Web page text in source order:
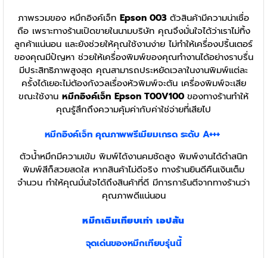
ภาพรวมของ หมึกอิงค์เจ็ท Epson 003 ตัวสินค้ามีความน่าเชื่อ
ถือ เพราะทางร้านเปิดขายในนามบริษัท คุณจึงมั่นใจได้ว่าเราไม่ทิ้ง
ลูกค้าแน่นอน และยังช่วยให้คุณใช้งานง่าย ไม่ทำให้เครื่องปริ้นเตอร์
ของคุณมีปัญหา ช่วยให้เครื่องพิมพ์ของคุณทำงานได้อย่างราบรื่น
มีประสิทธิภาพสูงสุด คุณสามารถประหยัดเวลาในงานพิมพ์แต่ละ
ครั้งได้เยอะไม่ต้องกังวลเรื่องหัวพิมพ์จะตัน เครื่องพิมพ์จะเสีย
ขณะใช้งาน หมึกอิงค์เจ็ท Epson T00V100 ของทางร้านทำให้
คุณรู้สึกถึงความคุ้มค่ากับค่าใช่จ่ายที่เสียไป
หมึกอิงค์เจ็ทคุณภาพพรีเมียมเกรด ระดับ A+++
ตัวน้ำหมึกมีความเข้ม พิมพ์ได้งานคมชัดสูง พิมพ์งานได้ดำสนิท
พิมพ์สีก็สวยสดใส หากสินค้าไม่ดีจริง ทางร้านยินดีคืนเงินเต็ม
จำนวน ทำให้คุณมั่นใจได้ถึงสินค้าที่ดี มีการการันตีจากทางร้านว่า
คุณภาพดีแน่นอน
หมึกเติมเทียบเท่า เอปสัน
จุดเด่นของหมึกเทียบรุ่นนี้